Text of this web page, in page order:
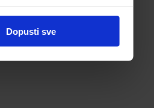
Dopusti sve